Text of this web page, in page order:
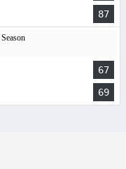
87
67
69